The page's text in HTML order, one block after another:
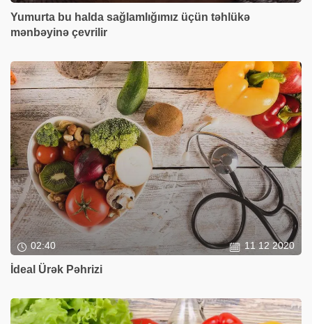
Yumurta bu halda sağlamlığımız üçün təhlükə
mənbəyinə çevrilir
02:40 11 12 2020
İdeal Ürək Pəhrizi